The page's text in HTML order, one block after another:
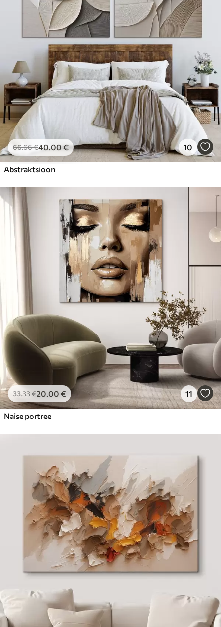
66.66€40.00€ 10
Abstraktsioon
33.33€20.00 € 11
Naise portree